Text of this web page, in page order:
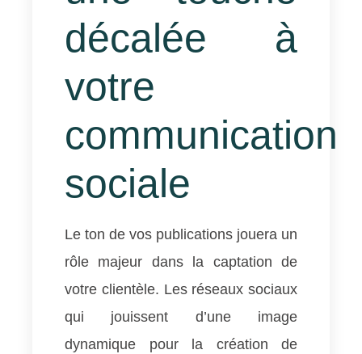
décalée à
votre
communication
sociale​
Le ton de vos publications jouera un
rôle majeur dans la captation de
votre clientèle. Les réseaux sociaux
qui jouissent d’une image
dynamique pour la création de